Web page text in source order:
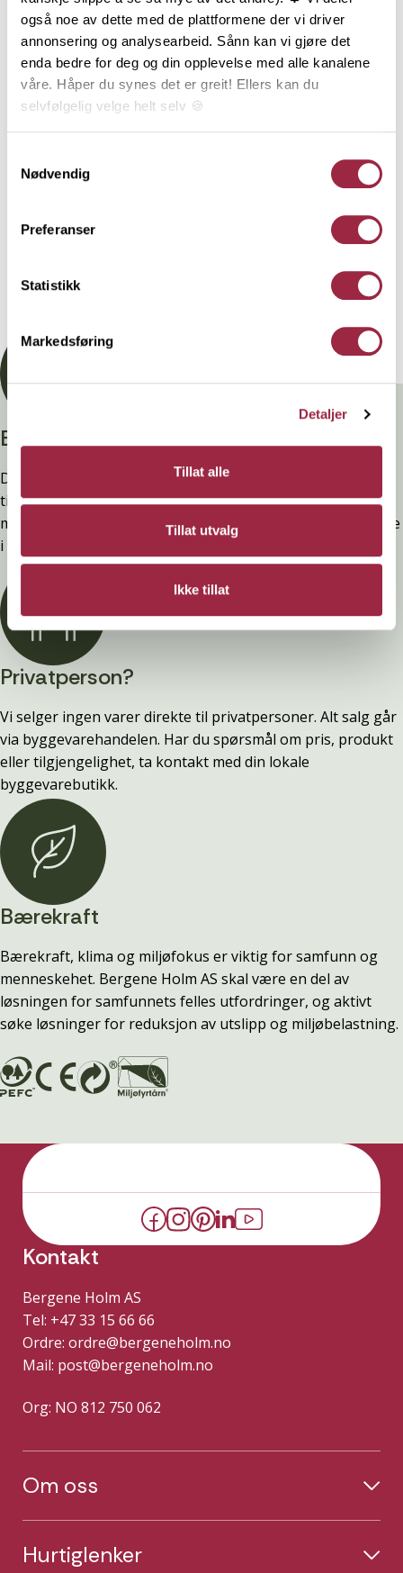
også noe av dette med de plattformene der vi driver
annonsering og analysearbeid. Sånn kan vi gjøre det
enda bedre for deg og din opplevelse med alle kanalene
våre. Håper du synes det er greit! Ellers kan du
selvfølgelig velge helt selv 🍪
Nødvendig
Preferanser
Statistikk
Markedsføring
Detaljer
Tillat alle
Tillat utvalg
Ikke tillat
Furu 10.2
NOBB VARETYPE
60652896
Behandling
Teknisk informasjon
Branntestet
Denne kledninger er testet, dokumentert, godkjent og
tilfredsstiller preakseptert ytelse for brann (D-s2,d0) ved
montering. Ytelsen opprettholdes ved å følge anvisningene
i våre FDV-er.
Privatperson?
Vi selger ingen varer direkte til privatpersoner. Alt salg går
via byggevarehandelen. Har du spørsmål om pris, produkt
eller tilgjengelighet, ta kontakt med din lokale
byggevarebutikk.
Bærekraft
Bærekraft, klima og miljøfokus er viktig for samfunn og
menneskehet. Bergene Holm AS skal være en del av
løsningen for samfunnets felles utfordringer, og aktivt
søke løsninger for reduksjon av utslipp og miljøbelastning.
Kontakt
Bergene Holm AS
Tel: +47 33 15 66 66
Ordre: ordre@bergeneholm.no
Mail: post@bergeneholm.no
Org: NO 812 750 062
Om oss
Hurtiglenker